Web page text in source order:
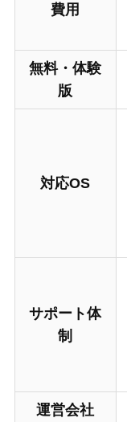
費用
無料・体験
版
対応OS
サポート体
制
運営会社